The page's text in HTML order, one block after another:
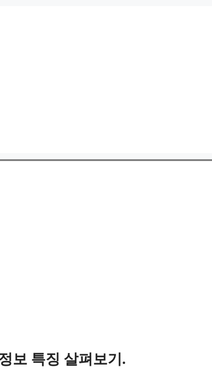
보 특징 살펴보기.